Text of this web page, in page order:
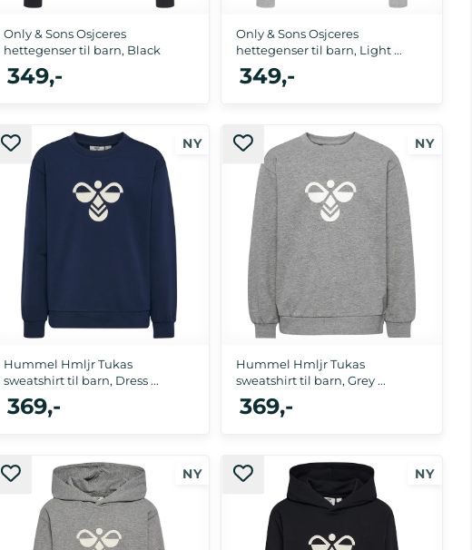
Only & Sons Osjceres
hettegenser til barn, Black
110/116, 122/128, 134/140, 146/152, 158/164
349,-
Only & Sons Osjceres
hettegenser til barn, Light ...
110/116, 122/128, 134/140, 146/152, 158/164
349,-
Hummel Hmljr Tukas
sweatshirt til barn, Dress ...
104, 110/116, 122/128, 134/140, 146/152,
158/164
369,-
Hummel Hmljr Tukas
sweatshirt til barn, Grey ...
104, 110/116, 122/128, 134/140, 146/152,
369,-